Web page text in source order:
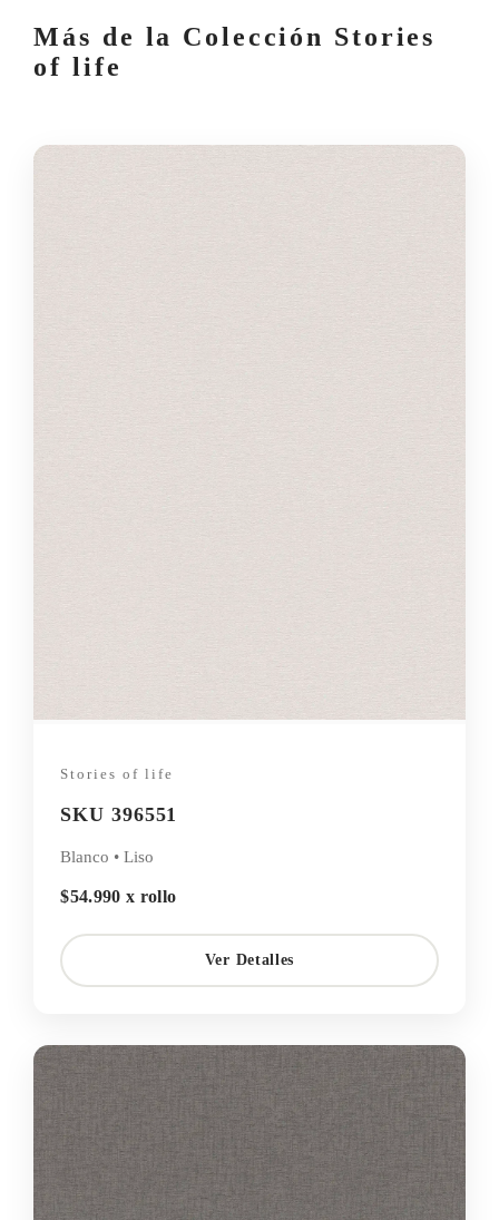
Más de la Colección Stories
of life
Stories of life
SKU 396551
Blanco • Liso
$54.990 x rollo
Ver Detalles